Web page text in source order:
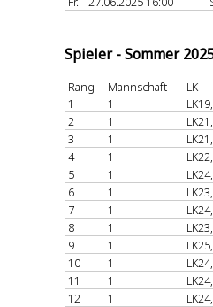
Spieler - Sommer
Rang Mannschaft
LK
1
1
2
1
3
1
4
1
5
1
6
1
7
1
8
1
9
1
10
1
11
1
12
1